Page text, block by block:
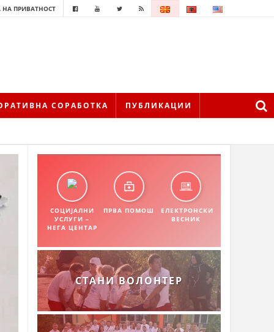
ПРИВАТНОСТ
СОРАБОТКА ПУБЛИКАЦИИ
СОЦИЈАЛНИ
УСЛУГИ –
НЕГА ЦЕНТАР
ПРВА ПОМОШ
ЕЛЕКТРОНСКИ
ВЕСНИК
СТАНИ ВОЛОНТЕР